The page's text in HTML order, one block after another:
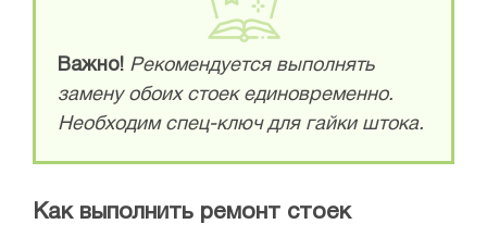
Важно! Рекомендуется выполнять
замену обоих стоек единовременно.
Необходим спец-ключ для гайки штока.
Как выполнить ремонт стоек